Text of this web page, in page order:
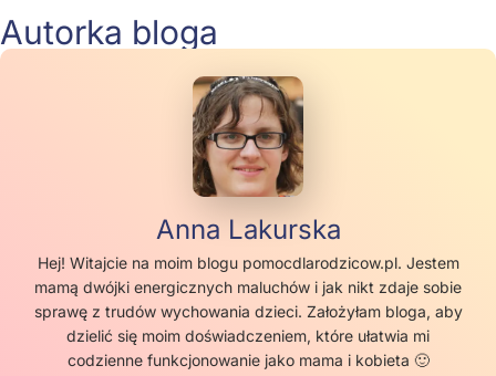
Autorka bloga
Anna Lakurska
Hej! Witajcie na moim blogu pomocdlarodzicow.pl. Jestem
mamą dwójki energicznych maluchów i jak nikt zdaje sobie
sprawę z trudów wychowania dzieci. Założyłam bloga, aby
dzielić się moim doświadczeniem, które ułatwia mi
codzienne funkcjonowanie jako mama i kobieta 🙂